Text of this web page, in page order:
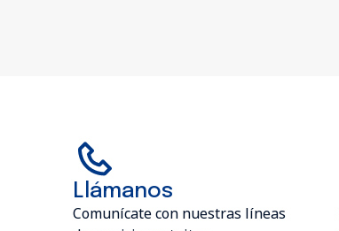
Llámanos
Comunícate con nuestras líneas